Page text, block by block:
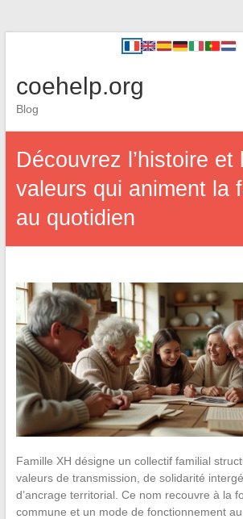
coehelp.org
Blog
Découvrez l’histoire et
valeurs qui animent la
au quotidien
Famille XH désigne un collectif familial
valeurs de transmission, de solidarité
d’ancrage territorial. Ce nom recouvre à la
commune et un mode de fonctionnement